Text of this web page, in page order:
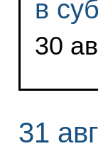
в
30
31